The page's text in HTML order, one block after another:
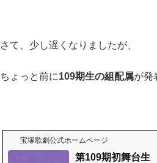
さて、少し遅くなりましたが、
ちょっと前に109期生の組配属が発
宝塚歌劇公式ホームページ
第109期初舞台生